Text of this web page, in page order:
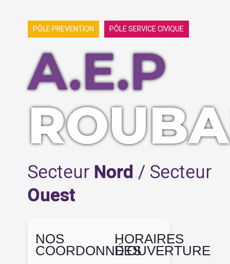
PÔLE PREVENTION PÔLE SERVICE CIVIQUE
A.E.P
Secteur Nord / Secteur
Ouest
NOS
COORDONNÉES
HORAIRES
D'OUVERTURE